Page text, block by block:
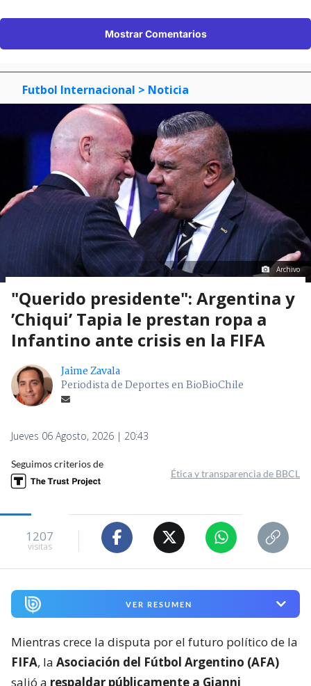
Mostrar Comentarios
Futbol Internacional > Noticia
Archivo
"Querido presidente": Argentina y
’Chiqui’ Tapia le prestan ropa a
Infantino ante crisis en la FIFA
Jaime Zavala
Periodista de Deportes en BioBioChile
Jueves 06 Agosto, 2026 | 20:43
Seguimos criterios de
Ética y transparencia de BBCL
1207
visitas
VER RESUMEN
Mientras crece la disputa por el futuro político de la
FIFA, la Asociación del Fútbol Argentino (AFA)
salió a respaldar públicamente a Gianni